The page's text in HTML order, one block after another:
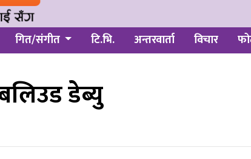
गित/संगीत टि.भि. अन्तरवार्ता विचार
डेब्यु